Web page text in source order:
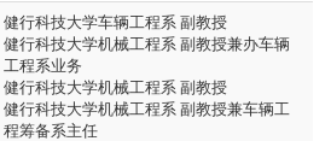
健行科技大学车辆工程系 副教授
健行科技大学机械工程系 副教授兼办车辆
工程系业务
健行科技大学机械工程系 副教授
健行科技大学机械工程系 副教授兼车辆工
程筹备系主任